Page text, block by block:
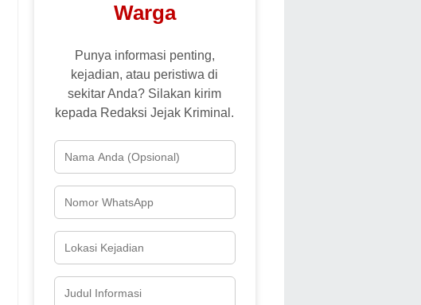
Warga
Punya informasi penting,
kejadian, atau peristiwa di
sekitar Anda? Silakan kirim
kepada Redaksi Jejak Kriminal.